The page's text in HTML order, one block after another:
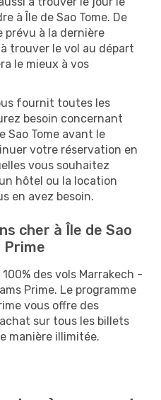
à Île de Sao Tome. De
prévu à la dernière
trouver le vol au départ
le mieux à vos
fournit toutes les
besoin concernant
Sao Tome avant le
votre réservation en
vous souhaitez
hôtel ou la location
en avez besoin.
cher à Île de Sao
Prime
des vols Marrakech -
Prime. Le programme
vous offre des
sur tous les billets
manière illimitée.